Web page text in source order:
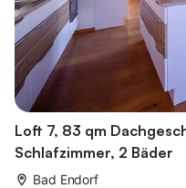
Loft 7, 83 qm
Schlafzimmer, 2 Bäder
Bad Endorf